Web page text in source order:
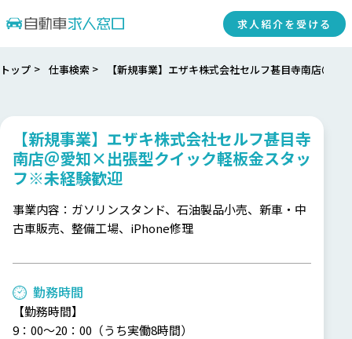
求人紹介を受ける
トップ 仕事検索 【新規事業】エザキ株式会社セルフ甚目寺南店＠
【新規事業】エザキ株式会社セルフ甚目寺
南店＠愛知×出張型クイック軽板金スタッ
フ※未経験歓迎
事業内容：ガソリンスタンド、石油製品小売、新車・中
古車販売、整備工場、iPhone修理
勤務時間
【勤務時間】
9：00～20：00（うち実働8時間）